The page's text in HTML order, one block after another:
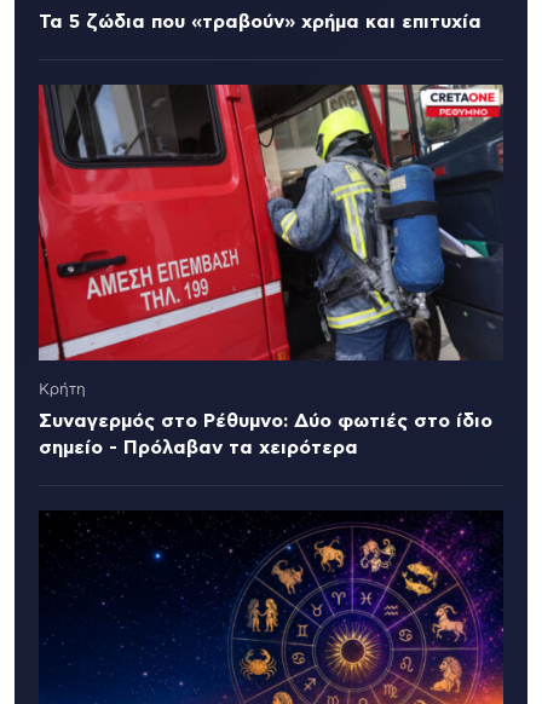
Τα 5 ζώδια που «τραβούν» χρήμα και επιτυχία
Κρήτη
Συναγερμός στο Ρέθυμνο: Δύο φωτιές στο ίδιο
σημείο - Πρόλαβαν τα χειρότερα